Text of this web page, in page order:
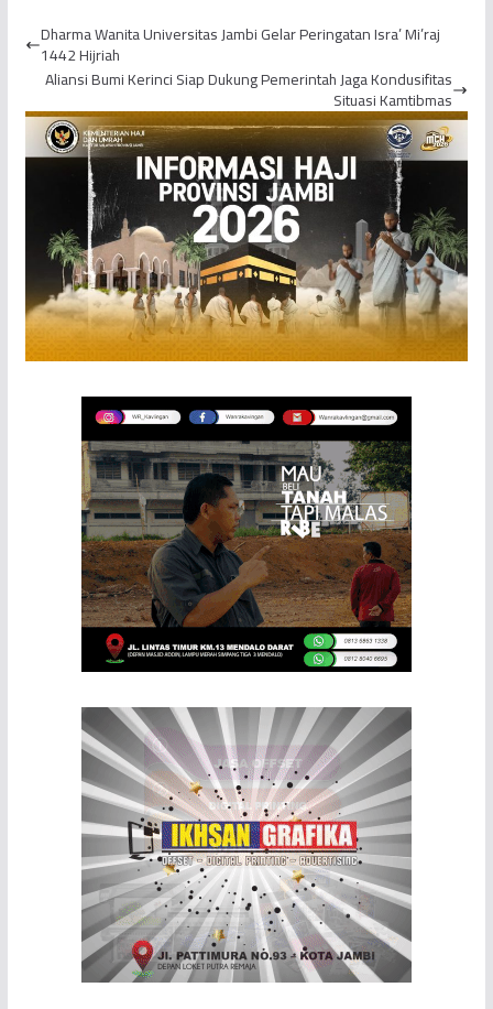
Demokr...
Dharma Wanita Universitas Jambi Gelar Peringatan Isra’ Mi’raj
1442 Hijriah
Aliansi Bumi Kerinci Siap Dukung Pemerintah Jaga Kondusifitas
Situasi Kamtibmas